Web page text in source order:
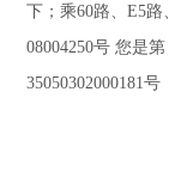
下；乘60路、E5路
08004250号 您是第
35050302000181号